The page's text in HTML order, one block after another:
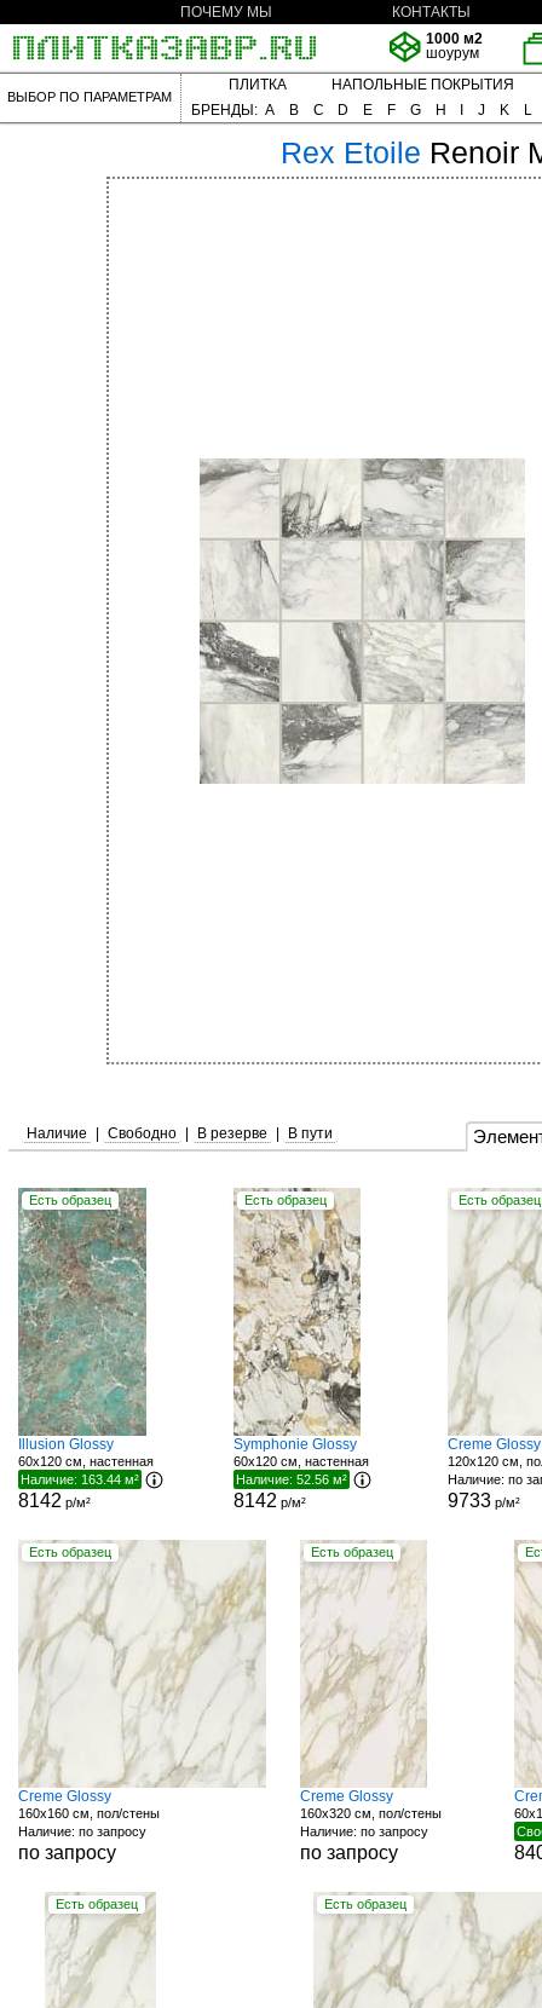
ПОЧЕМУ МЫ
КОНТАКТЫ
1000 м2
шоурум
ВЫБОР ПО ПАРАМЕТРАМ
ПЛИТКА
НАПОЛЬНЫЕ ПОКРЫТИЯ
БРЕНДЫ: A B C D E F G H J K L
Rex Etoile Renoir
Наличие Свободно В резерве В пути
Есть образец
Illusion Glossy
60x120 см, настенная
Наличие: 163.44 м²
8142 р/м²
Есть образец
Symphonie Glossy
60x120 см, настенная
Наличие: 52.56 м²
8142 р/м²
Есть образец
Creme Glossy
120x120 см,
Наличие: по
9733р/м²
Есть образец
Creme Glossy
160x160 см, пол/стены
Наличие: по запросу
по запросу
Есть образец
Creme Glossy
160x320 см, пол/стены
Наличие: по запросу
по запросу
Есть образец Есть образец